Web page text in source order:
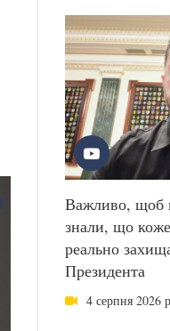
Важливо, щоб
знали, що
реально
Президента
4 серпня 2026